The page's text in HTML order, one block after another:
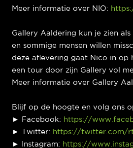
Meer informatie over NIO:
Gallery Aaldering kun je zien
en sommige mensen willen
deze aflevering gaat Nico in op
een tour door zijn Gallery vol
Meer informatie over Gallery
Blijf op de hoogte en volg ons
► Facebook:
https://
► Twitter:
https://twitter.com/
► Instagram:
https://